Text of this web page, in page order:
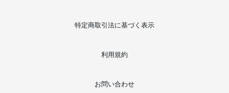
特定商取引法に基づく表示
利用規約
お問い合わせ